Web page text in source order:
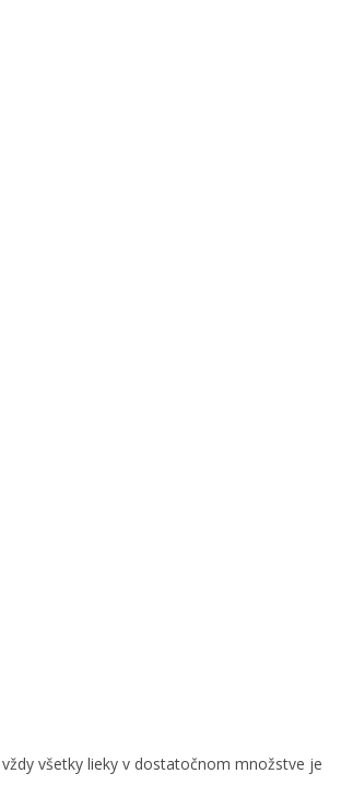
všetky lieky v dostatočnom množstve je